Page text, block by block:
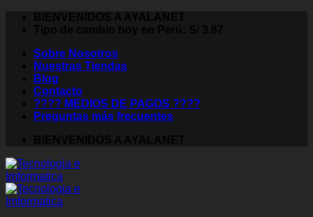
Sobre Nosotros
Nuestras Tiendas
Blog
Contacto
???? MEDIOS DE PAGOS ????
Preguntas más frecuentes